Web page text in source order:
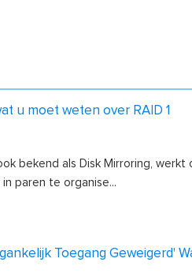
u moet weten over RAID 1
ook bekend als Disk Mirroring, werkt
in paren te organise...
Toegang Geweigerd'